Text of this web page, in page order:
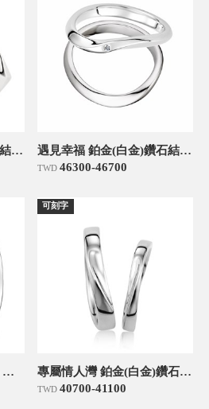
攜手一生 鉑金(白金)鑽石結婚對戒 遇見幸福 鉑金(白金)鑽石結婚對戒
TWD 46300-46700
含蓄幸福時刻 鉑金(白金) 鑽石結婚對戒
可刻字
專屬情人灣 鉑金(白金)鑽石結婚對戒
TWD 40700-41100